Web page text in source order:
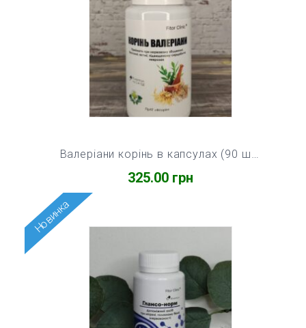
325.00 грн
Валеріани корінь в капсулах (90 шт)
Новинка